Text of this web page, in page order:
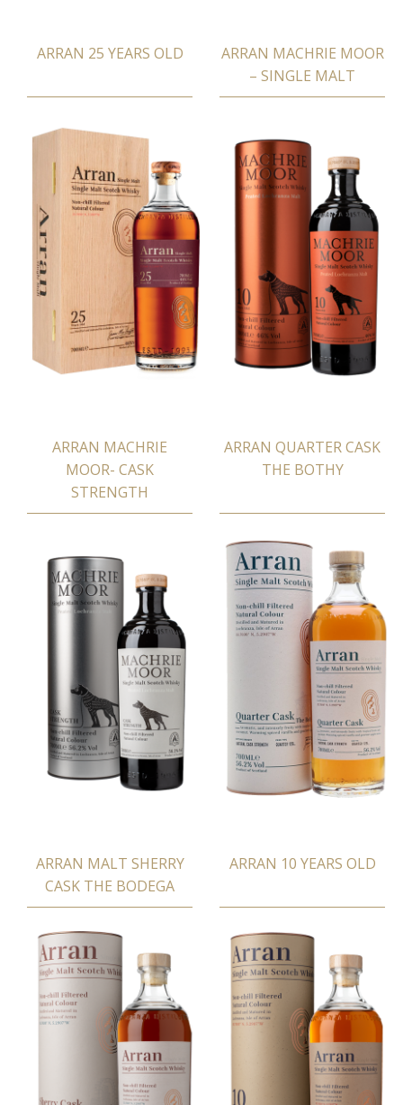
ARRAN 25 YEARS OLD
ARRAN MACHRIE MOOR
– SINGLE MALT
ARRAN MACHRIE
MOOR- CASK
STRENGTH
ARRAN QUARTER CASK
ΤΗΕ ΒΟΤΗΥ
ARRAN MALT SHERRY
CASK THE BODEGA
ARRAN 10 YEARS OLD